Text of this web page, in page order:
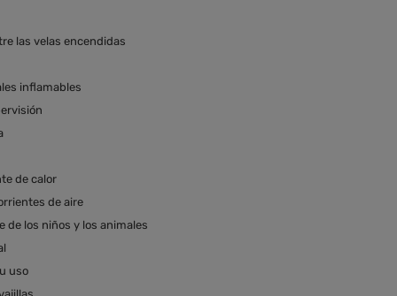
las velas encendidas
inflamables
de calor
de aire
de los niños y los animales
uso